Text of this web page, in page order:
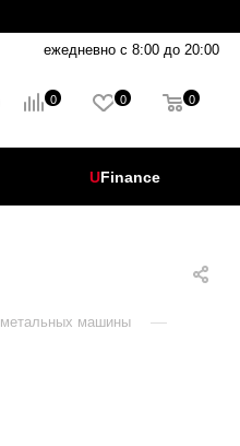
ежедневно с 8:00 до 20:00
0 0 0
UFinance
машины —